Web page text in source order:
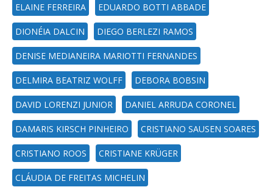
ELAINE FERREIRA EDUARDO BOTTI ABBADE
DIONÉIA DALCIN DIEGO BERLEZI RAMOS
DENISE MEDIANEIRA MARIOTTI FERNANDES
DELMIRA BEATRIZ WOLFF DEBORA BOBSIN
DAVID LORENZI JUNIOR DANIEL ARRUDA CORONEL
DAMARIS KIRSCH PINHEIRO CRISTIANO SAUSEN SOARES
CRISTIANO ROOS CRISTIANE KRÜGER
CLÁUDIA DE FREITAS MICHELIN